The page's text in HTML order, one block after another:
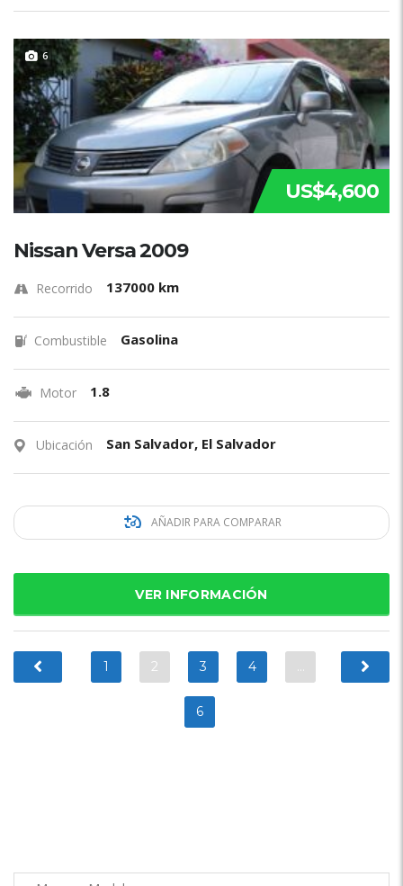
6
US$4,600
Nissan Versa 2009
Recorrido 137000 km
Combustible Gasolina
Motor 1.8
Ubicación San Salvador, El Salvador
AÑADIR PARA COMPARAR
VER INFORMACIÓN
1 2 3 4 …
6